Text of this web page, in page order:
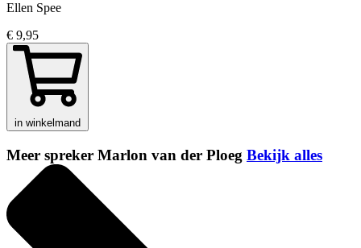
Ellen Spee
€ 9,95
in winkelmand
Meer spreker Marlon van der Ploeg Bekijk alles